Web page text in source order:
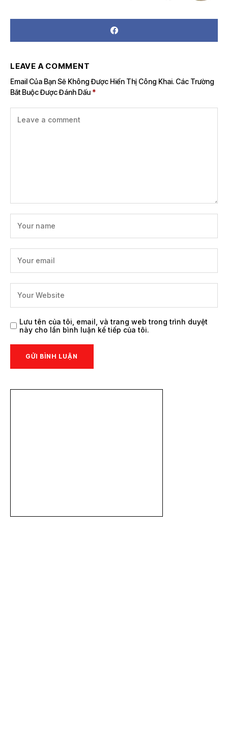
LEAVE A COMMENT
Email Của Bạn Sẽ Không Được Hiển Thị Công Khai. Các Trường
Bắt Buộc Được Đánh Dấu *
Lưu tên của tôi, email, và trang web trong trình duyệt
này cho lần bình luận kế tiếp của tôi.